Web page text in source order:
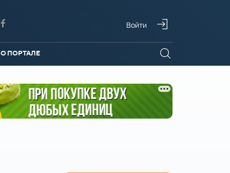
Войти
О ПОРТАЛЕ